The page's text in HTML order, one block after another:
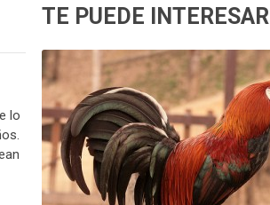
lo
TE PUEDE INTERESAR